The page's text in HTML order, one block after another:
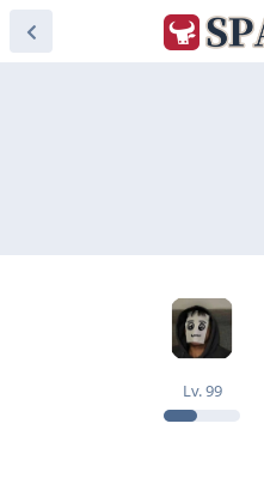
Lv.99